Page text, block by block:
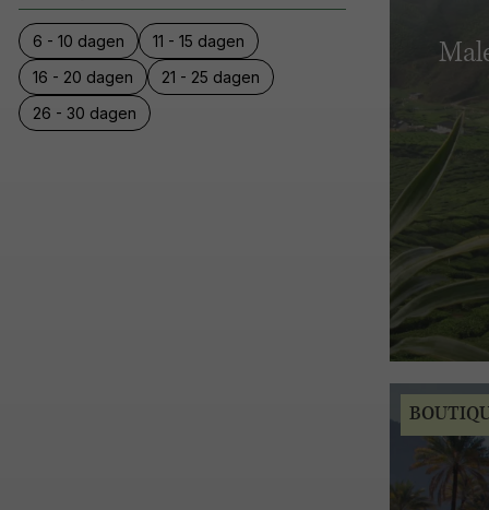
6 - 10 dagen
11 - 15 dagen
16 - 20 dagen
21 - 25 dagen
26 - 30 dagen